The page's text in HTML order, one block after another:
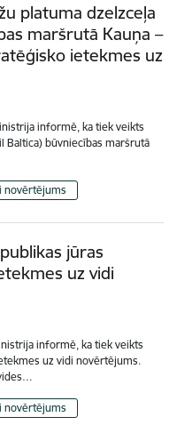
platuma dzelzceļa
maršrutā Kauņa –
ietekmes uz
informē, ka tiek veikts
Baltica) būvniecības maršrutā
novērtējums
jūras
uz vidi
informē, ka tiek veikts
uz vidi novērtējums.
novērtējums